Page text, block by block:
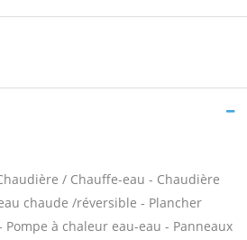
/ Chauffe-eau - Chaudière
chaude /réversible - Plancher
à chaleur eau-eau - Panneaux